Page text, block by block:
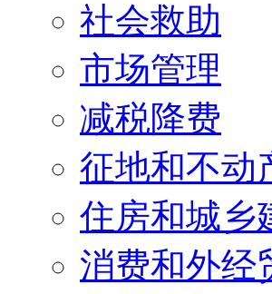
社会救助
市场管理
减税降费
征地和不动
住房和城乡
消费和外经